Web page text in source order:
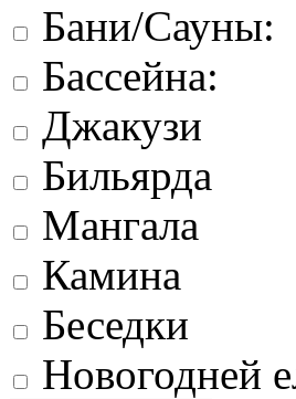
Бани/Сауны:
Бассейна:
Джакузи
Бильярда
Мангала
Камина
Беседки
Новогодней